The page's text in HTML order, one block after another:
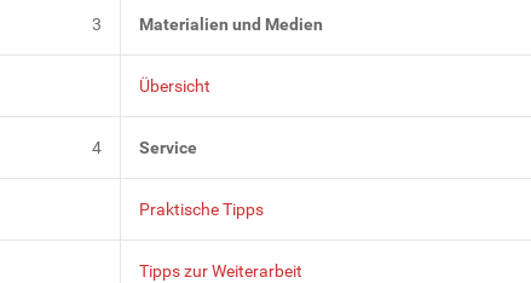
3 Materialien und Medien
Übersicht
4 Service
Praktische Tipps
Tipps zur Weiterarbeit